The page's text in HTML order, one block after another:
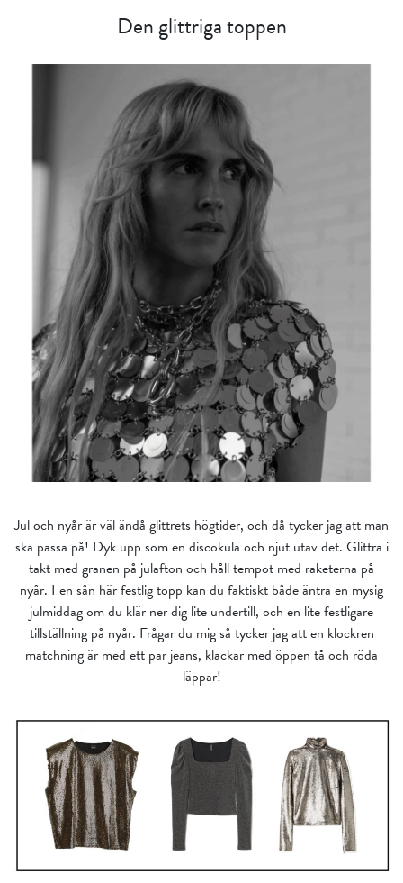
Den glittriga toppen
Jul och nyår är väl ändå glittrets högtider, och då tycker jag att man
ska passa på! Dyk upp som en discokula och njut utav det. Glittra i
takt med granen på julafton och håll tempot med raketerna på
nyår. I en sån här festlig topp kan du faktiskt både äntra en mysig
julmiddag om du klär ner dig lite undertill, och en lite festligare
tillställning på nyår. Frågar du mig så tycker jag att en klockren
matchning är med ett par jeans, klackar med öppen tå och röda
läppar!